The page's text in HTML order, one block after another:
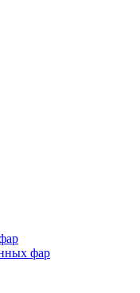
фар